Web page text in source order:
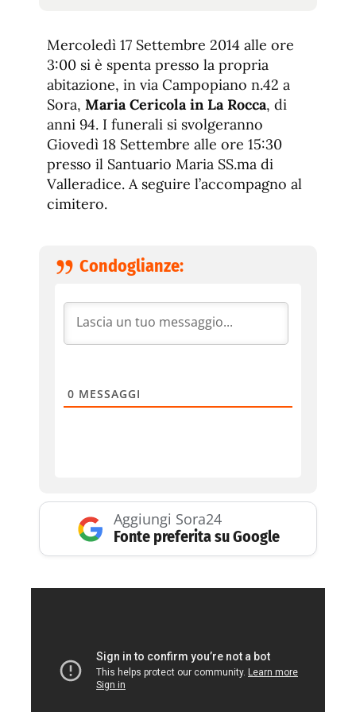
de
fuente
de
fuente.
Mercoledì 17 Settembre 2014 alle ore
3:00 si è spenta presso la propria
abitazione, in via Campopiano n.42 a
Sora, Maria Cericola in La Rocca, di
anni 94. I funerali si svolgeranno
Giovedì 18 Settembre alle ore 15:30
presso il Santuario Maria SS.ma di
Valleradice. A seguire l’accompagno al
cimitero.
Condoglianze:
0 MESSAGGI
Aggiungi Sora24
Fonte preferita su Google